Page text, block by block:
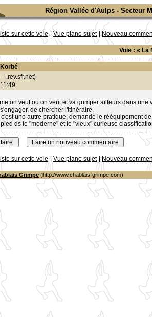
Région Vallée d'Aulps - Secteur
sur cette voie | Vue plane sujet Nouveau
Voie : « La
Korbé
.rev.sfr.net)
on veut ou on veut et va grimper ailleurs dans une
de chercher l'itinéraire.
une autre pratique, demande le rééquipement
ds le "moderne" et le "vieux" curieuse
sur cette voie | Vue plane sujet Nouveau
Grimpe (http://www.chablais-grimpe.com)